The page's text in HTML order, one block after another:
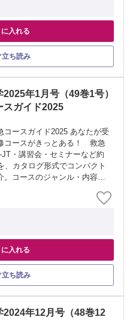
入れる
立ち読み
年1月号（49巻1号）
スガイド2025
コースガイド2025 あなたが受
コースがきっとある！ 救急
・講習会・セミナーなど約
、カタログ形式でコンパクト
。コースのジャンル・内容、
の１冊でだいたいわかる！
帰ってきた「救急コースガ...
入れる
立ち読み
2024年12月号（48巻12